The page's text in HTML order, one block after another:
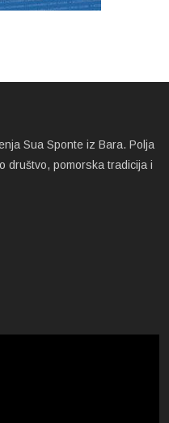
Sua Sponte iz Bara. Polja
društvo, pomorska tradicija i